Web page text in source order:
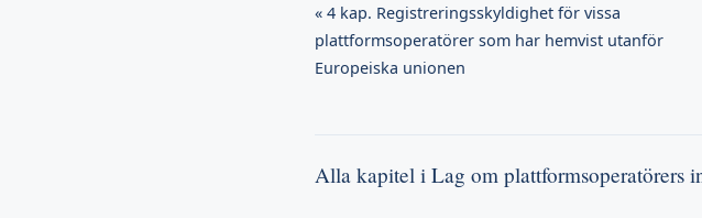
« 4 kap. Registreringsskyldighet för vissa
plattformsoperatörer som har hemvist utanför
Europeiska unionen
Alla kapitel i Lag om plattformsoperatörers